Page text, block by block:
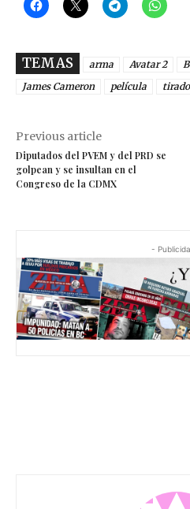
TEMAS arma Avatar 2
James Cameron
película
Previous article
Diputados del PVEM y del PRD se
golpean y se insultan en el
Congreso de la CDMX
-